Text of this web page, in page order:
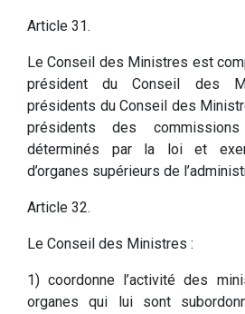
Article 31.
Le Conseil des Ministres est
président du Conseil des
présidents du Conseil des
présidents des
déterminés par la loi et
d’organes supérieurs de
Article 32.
Le Conseil des Ministres :
1) coordonne l’activité des
organes qui lui sont